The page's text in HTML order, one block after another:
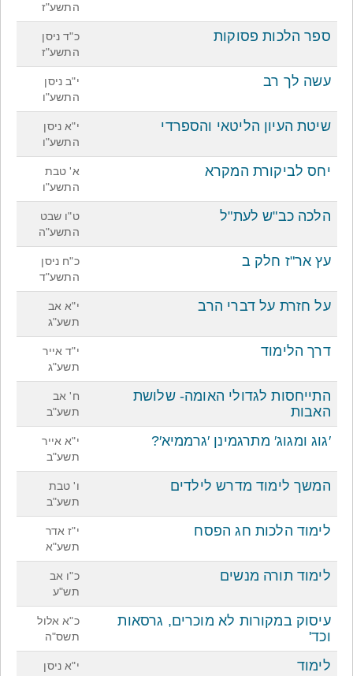
התשע"ז
ספר הלכות פסוקות
כ"ד ניסן
התשע"ז
עשה לך רב
י"ב ניסן
התשע"ו
שיטת העיון הליטאי והספרדי
י"א ניסן
התשע"ו
יחס לביקורת המקרא
א' טבת
התשע"ו
הלכה כב"ש לעת"ל
ט"ו שבט
התשע"ה
עץ אר"ז חלק ב
כ"ח ניסן
התשע"ד
על חזרת על דברי הרב
י"א אב
תשע"ג
דרך הלימוד
י"ד אייר
תשע"ג
התייחסות לגדולי האומה- שלושת
האבות
ח' אב
תשע"ב
′גוג ומגוג′ מתרגמינן ′גרממיא′?
י"א אייר
תשע"ב
המשך לימוד מדרש לילדים
ו' טבת
תשע"ב
לימוד הלכות חג הפסח
י"ז אדר
תשע"א
לימוד תורה מנשים
כ"ו אב
תש"ע
עיסוק במקורות לא מוכרים, גרסאות
וכד'
כ"א אלול
תשס"ה
לימוד
י"א ניסן